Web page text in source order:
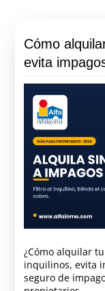
Cómo
evita
¿Cómo alquilar
inquilinos, evita
seguro de